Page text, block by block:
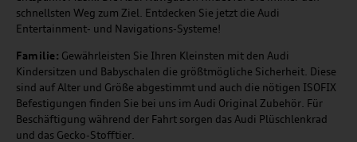
schnellsten Weg zum Ziel. Entdecken Sie jetzt die Audi
Entertainment- und Navigations-Systeme!
Familie: Gewährleisten Sie Ihren Kleinsten mit den Audi
Kindersitzen und Babyschalen die größtmögliche Sicherheit. Diese
sind auf Alter und Größe abgestimmt und auch die nötigen ISOFIX
Befestigungen finden Sie bei uns im Audi Original Zubehör. Für
Beschäftigung während der Fahrt sorgen das Audi Plüschlenkrad
und das Gecko-Stofftier.